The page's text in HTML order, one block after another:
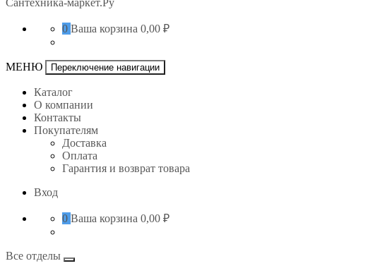
Сантехника-маркет.Ру
0 Ваша корзина 0,00 ₽
МЕНЮ Переключение навигации
Каталог
О компании
Контакты
Покупателям
Доставка
Оплата
Гарантия и возврат товара
Вход
0 Ваша корзина 0,00 ₽
Все отделы